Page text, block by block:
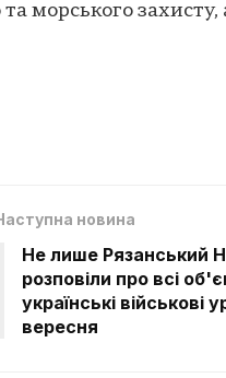
морського захисту,
новина
Не лише Рязанський
розповіли про всі
українські військові
вересня